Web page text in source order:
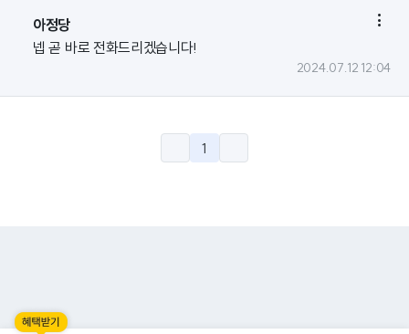
아정당 
넵 곧 바로 전화드리겠습니다!
2024.07.12 12:04
1